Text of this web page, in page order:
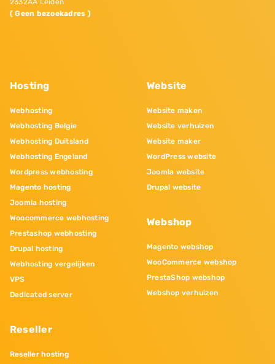
2332AA Leiden
( Geen bezoekadres )
Hosting
Webhosting
Webhosting Belgie
Webhosting Duitsland
Webhosting Engeland
Wordpress webhosting
Magento hosting
Joomla hosting
Woocommerce webhosting
Prestashop webhosting
Drupal hosting
Webhosting vergelijken
VPS
Dedicated server
Reseller
Reseller hosting
Website
Website maken
Website verhuizen
Website maker
WordPress website
Joomla website
Drupal website
Webshop
Magento webshop
WooCommerce webshop
PrestaShop webshop
Webshop verhuizen